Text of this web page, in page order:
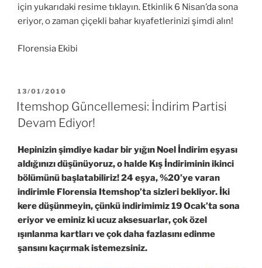
için yukarıdaki resime tıklayın. Etkinlik 6 Nisan’da sona
eriyor, o zaman çiçekli bahar kıyafetlerinizi şimdi alın!
Florensia Ekibi
YAYIM
TARIHI
13/01/2010
Itemshop Güncellemesi: İndirim Partisi
Devam Ediyor!
Hepinizin şimdiye kadar bir yığın Noel İndirim eşyası
aldığınızı düşünüyoruz, o halde Kış İndiriminin ikinci
bölümünü başlatabiliriz! 24 eşya, %20’ye varan
indirimle Florensia Itemshop’ta sizleri bekliyor. İki
kere düşünmeyin, çünkü indirimimiz 19 Ocak’ta sona
eriyor ve eminiz ki ucuz aksesuarlar, çok özel
ışınlanma kartları ve çok daha fazlasını edinme
şansını kaçırmak istemezsiniz.